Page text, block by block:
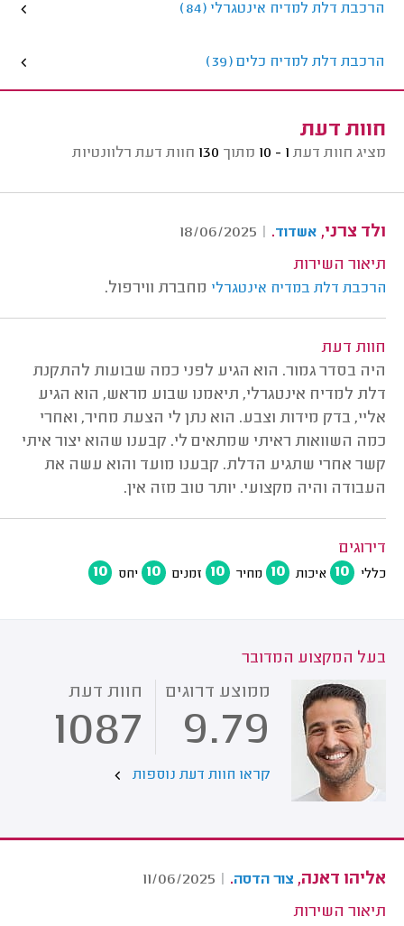
הרכבת דלת למדיח אינטגרלי (84)
הרכבת דלת למדיח כלים (39)
חוות דעת
מציג חוות דעת 1 - 10 מתוך 130 חוות דעת רלוונטיות
ולד צרני, אשדוד.
|
18/06/2025
תיאור השירות
הרכבת דלת במדיח אינטגרלי מחברת ווירפול.
חוות דעת
היה בסדר גמור. הוא הגיע לפני כמה שבועות להתקנת
דלת למדיח אינטגרלי, תיאמנו שבוע מראש, הוא הגיע
אליי, בדק מידות וצבע. הוא נתן לי הצעת מחיר, ואחרי
כמה השוואות ראיתי שמתאים לי. קבענו שהוא יצור איתי
קשר אחרי שתגיע הדלת. קבענו מועד והוא עשה את
העבודה והיה מקצועי. יותר טוב מזה אין.
דירוגים
כללי 10 איכות 10 מחיר 10 זמנים 10 יחס 10
בעל המקצוע המדובר
ממוצע דרוגים
9.79
חוות דעת
1087
קראו חוות דעת נוספות
אליהו דאנה, צור הדסה.
|
11/06/2025
תיאור השירות